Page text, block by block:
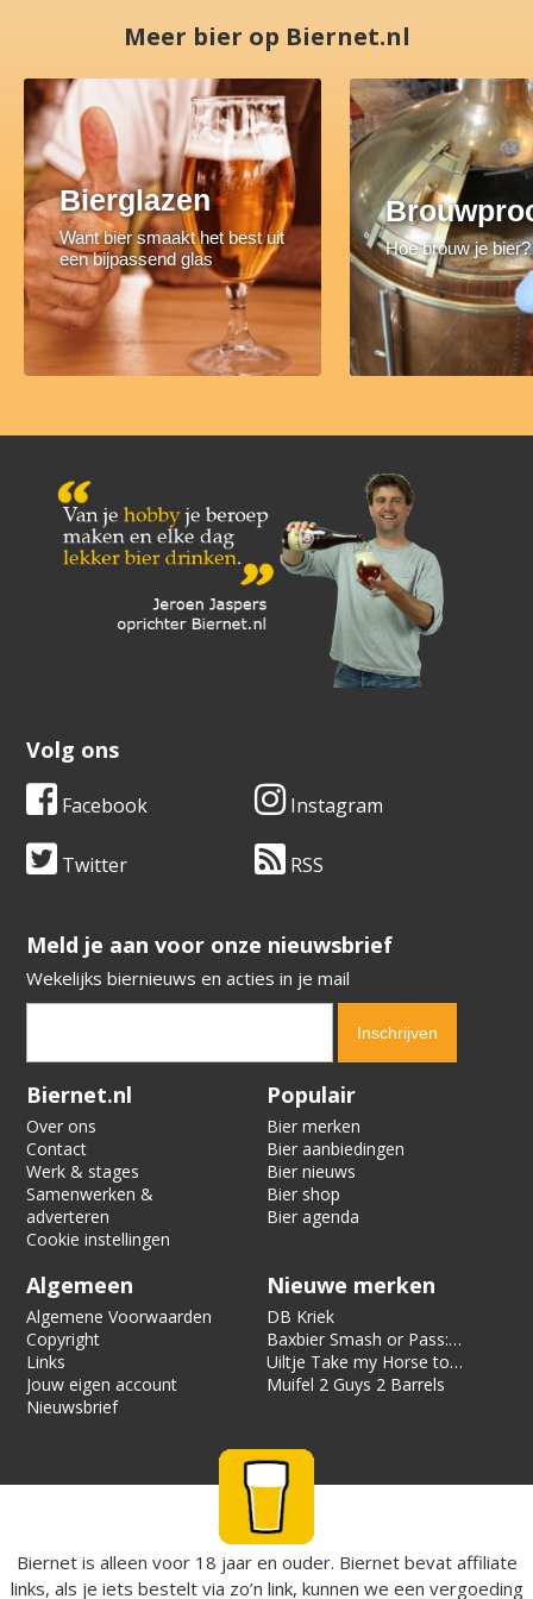
Meer bier op Biernet.nl
Bierglazen
Want bier smaakt het best uit
een bijpassend glas
Hoe brouw je bier?
Volg ons
Facebook Instagram
Twitter RSS
​​​​​​​Meld je aan voor onze nieuwsbrief
Wekelijks biernieuws en acties in je mail
Verification code:
Biernet.nl
Over ons
Contact
Werk & stages
Samenwerken &
adverteren
Cookie instellingen
Populair
Bier merken
Bier aanbiedingen
Bier nieuws
Bier shop
Bier agenda
Algemeen
Algemene Voorwaarden
Copyright
Links
Jouw eigen account
Nieuwsbrief
Nieuwe merken
DB Kriek
Baxbier Smash or Pass:
Strata
Uiltje Take my Horse to
the Hotel Room
Muifel 2 Guys 2 Barrels
Biernet is alleen voor 18 jaar en ouder. Biernet bevat affiliate
links, als je iets bestelt via zo’n link, kunnen we een vergoeding